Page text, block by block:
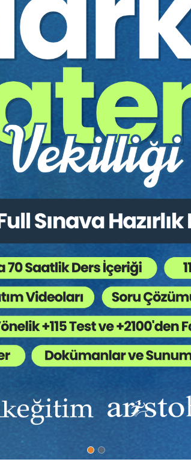
Baskı:
Tür:
Basılı Olsaydı
75,00 TL
ulaşabilir ve cihazlarınızdan
?
platformlar insanların en çok vakit
kişilerle ilgili paylaşım yaparken
olduğunda ebeveynlerin özellikle sahip
yapabilecekleri düşünülmektedir.
Diğer Menü